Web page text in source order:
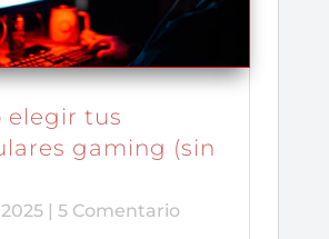
elegir tus
gaming (sin
| 5 Comentario